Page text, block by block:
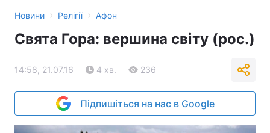
Новини › Релігії › Афон
Свята Гора: вершина світу (рос.)
14:58, 21.07.16 4 хв. 236
Підпишіться на нас в Google